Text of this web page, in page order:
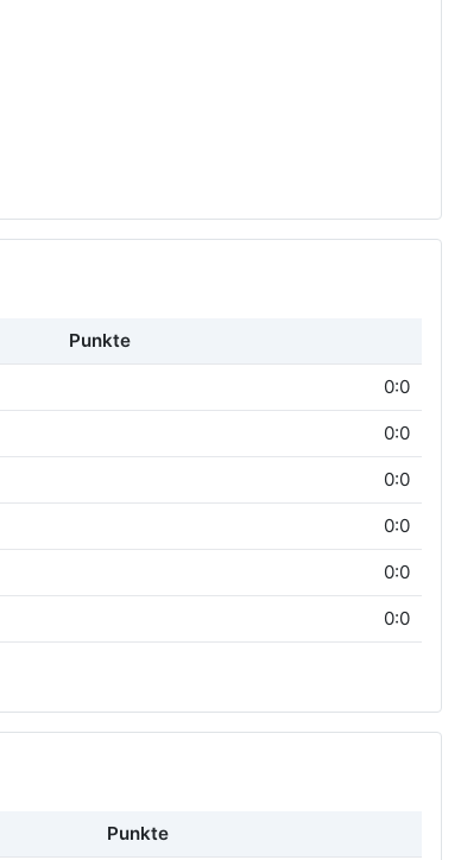
Punkte
0:0
0:0
0:0
0:0
0:0
0:0
Punkte